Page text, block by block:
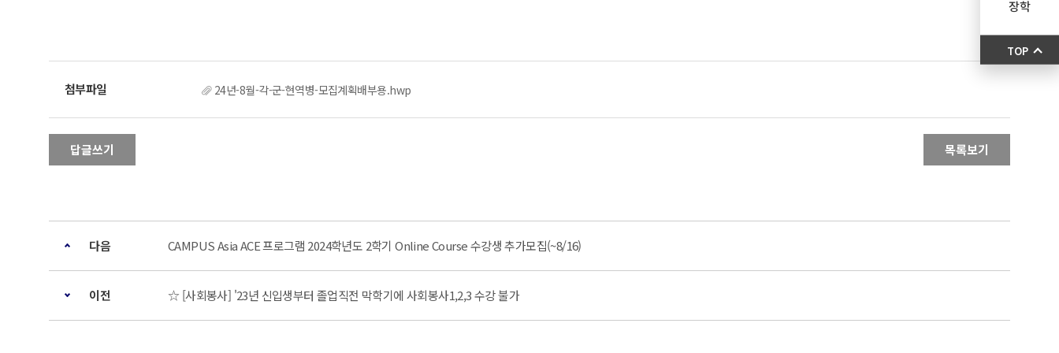
24년-8월-각-군-현역병-모집계획배부용.hwp
답글쓰기 목록보기
다음 CAMPUS Asia ACE 프로그램 2024학년도 2학기 Online Course 수강생 추가모집(~8/16)
이전 ☆ [사회봉사] '23년 신입생부터 졸업직전 막학기에 사회봉사1,2,3 수강 불가
장학
TOP